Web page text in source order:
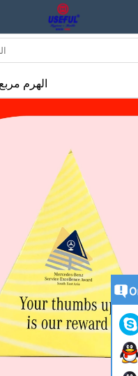
الهرم